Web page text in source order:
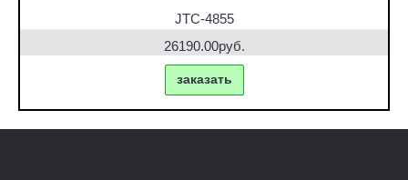
JTC-4855
26190.00руб.
заказать